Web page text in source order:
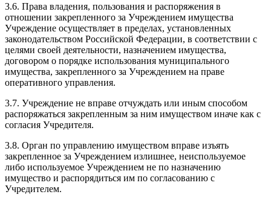
3.6. Права владения, пользования и распоряжения в
отношении закрепленного за Учреждением имущества
Учреждение осуществляет в пределах, установленных
законодательством Российской Федерации, в соответствии с
целями своей деятельности, назначением имущества,
договором о порядке использования муниципального
имущества, закрепленного за Учреждением на праве
оперативного управления.
3.7. Учреждение не вправе отчуждать или иным способом
распоряжаться закрепленным за ним имуществом иначе как с
согласия Учредителя.
3.8. Орган по управлению имуществом вправе изъять
закрепленное за Учреждением излишнее, неиспользуемое
либо используемое Учреждением не по назначению
имущество и распорядиться им по согласованию с
Учредителем.